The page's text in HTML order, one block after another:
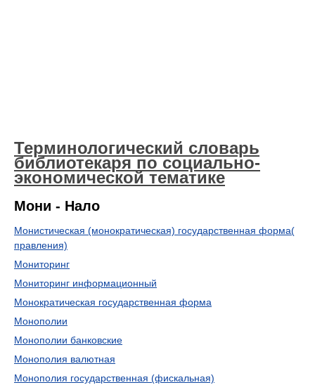
Терминологический словарь
библиотекаря по социально-
экономической тематике
Мони - Нало
Монистическая (монократическая) государственная форма(
правления)
Мониторинг
Мониторинг информационный
Монократическая государственная форма
Монополии
Монополии банковские
Монополия валютная
Монополия государственная (фискальная)